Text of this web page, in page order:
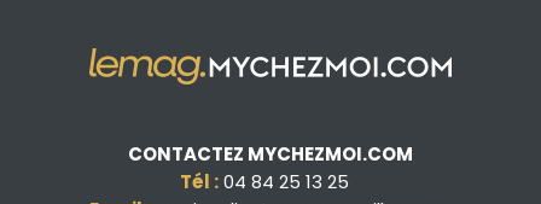
CONTACTEZ MYCHEZMOI.COM
Tél :04 84 25 13 25